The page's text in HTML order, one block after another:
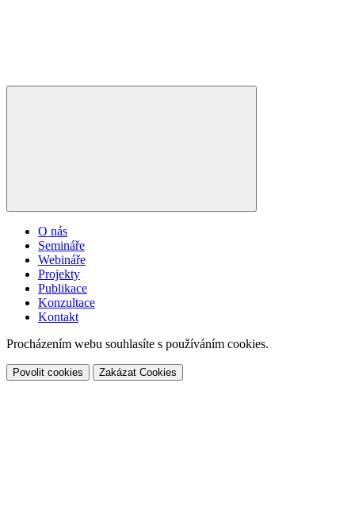
O nás
Semináře
Webináře
Projekty
Publikace
Konzultace
Kontakt
Procházením webu souhlasíte s používáním cookies.
Povolit cookies Zakázat Cookies